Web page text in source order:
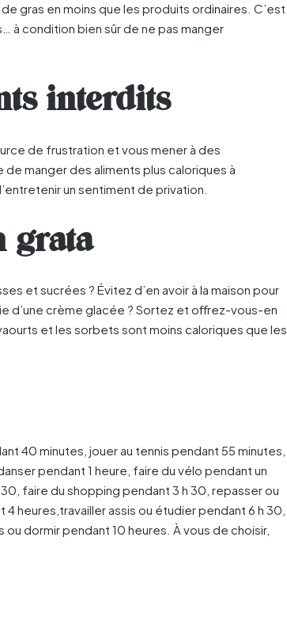
gras en moins que les produits ordinaires. C’est
à condition bien sûr de ne pas manger
interdits
de frustration et vous mener à des
manger des aliments plus caloriques à
un sentiment de privation.
grata
et sucrées ? Évitez d’en avoir à la maison pour
d’une crème glacée ? Sortez et oﬀrez-vous-en
et les sorbets sont moins caloriques que les
40 minutes, jouer au tennis pendant 55 minutes,
pendant 1 heure, faire du vélo pendant un
faire du shopping pendant 3 h 30, repasser ou
heures,travailler assis ou étudier pendant 6 h 30,
dormir pendant 10 heures. À vous de choisir,